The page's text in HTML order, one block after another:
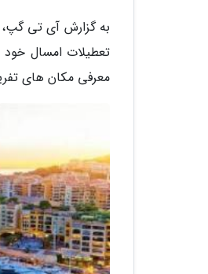
به گزارش آی تی گپ،
تعطیلات امسال خود
معرفی مکان های